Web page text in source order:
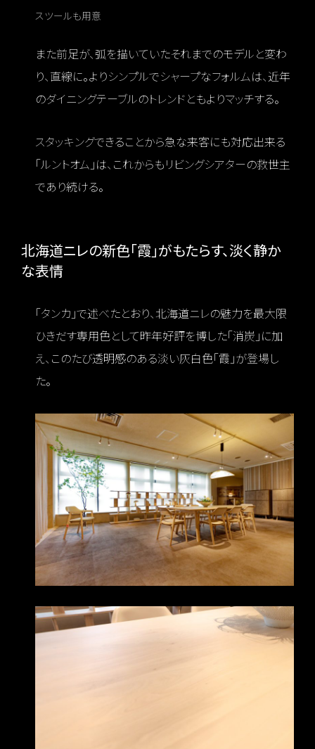
スツールも用意
また前足が、弧を描いていたそれまでのモデルと変わ
り、直線に。よりシンプルでシャープなフォルムは、近年
のダイニングテーブルのトレンドともよりマッチする。
スタッキングできることから急な来客にも対応出来る
「ルントオム」は、これからもリビングシアターの救世主
であり続ける。
北海道ニレの新色「霞」がもたらす、淡く静か
な表情
「タンカ」で述べたとおり、北海道ニレの魅力を最大限
ひきだす専用色として昨年好評を博した「消炭」に加
え、このたび透明感のある淡い灰白色「霞」が登場し
た。